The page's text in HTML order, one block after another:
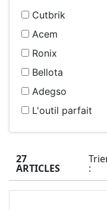
Cutbrik
Acem
Ronix
Bellota
Adegso
L'outil parfait
27
ARTICLES :